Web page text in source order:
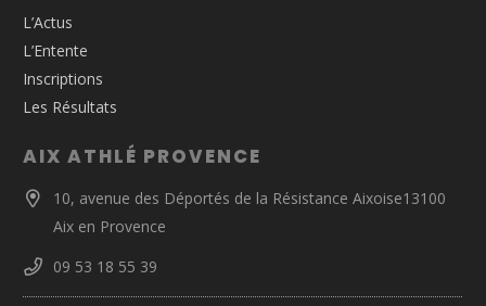
L’Actus
L’Entente
Inscriptions
Les Résultats
AIX ATHLÉ PROVENCE
10, avenue des Déportés de la Résistance Aixoise13100
Aix en Provence
09 53 18 55 39